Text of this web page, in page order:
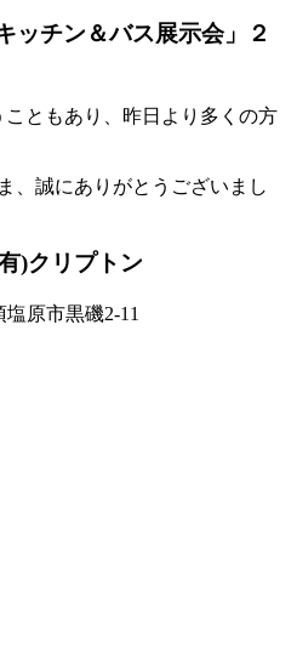
ッチン＆バス展示会」２
ともあり、昨日より多くの方
、誠にありがとうございまし
)クリプトン
塩原市黒磯2-11